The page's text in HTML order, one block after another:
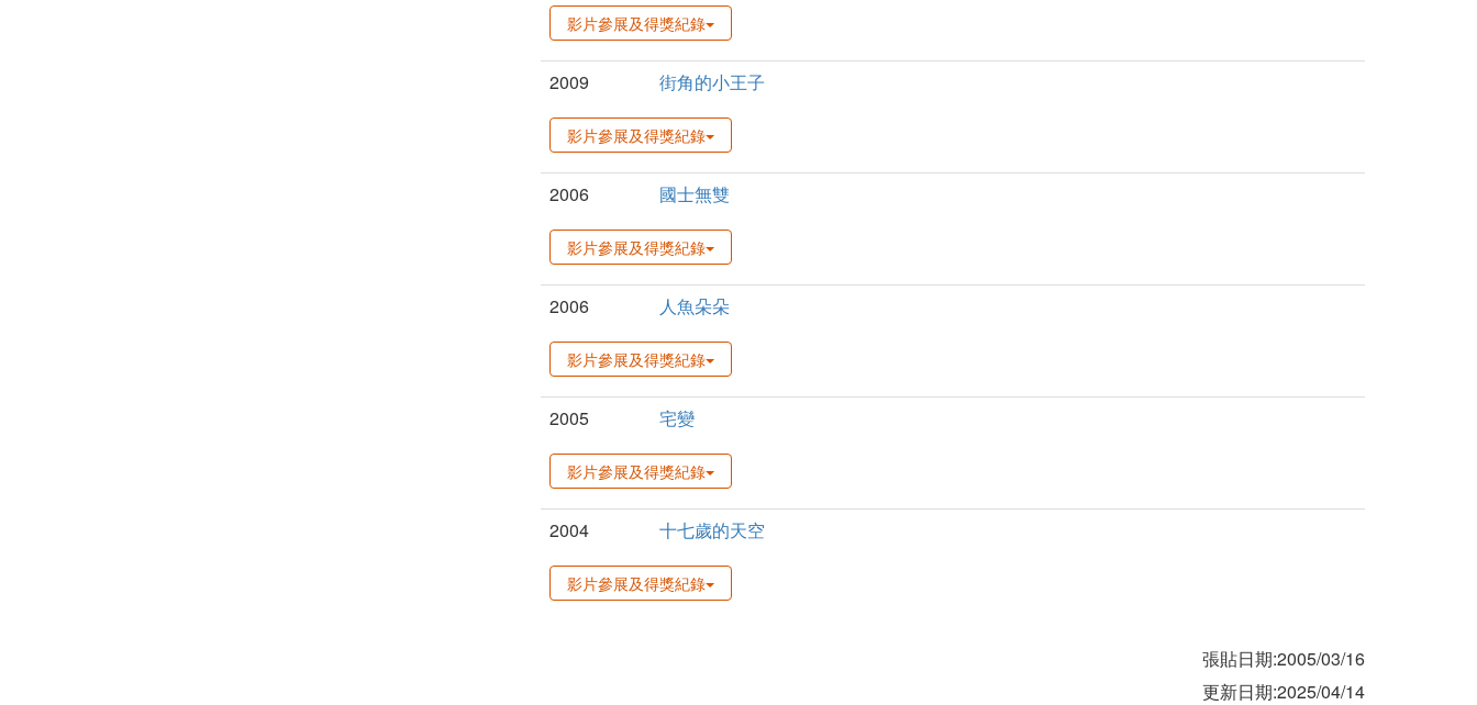
影片參展及得獎紀錄
2009 街角的小王子
影片參展及得獎紀錄
2006 國士無雙
影片參展及得獎紀錄
2006 人魚朵朵
影片參展及得獎紀錄
2005 宅變
影片參展及得獎紀錄
2004 十七歲的天空
影片參展及得獎紀錄
張貼日期:2005/03/16
更新日期:2025/04/14